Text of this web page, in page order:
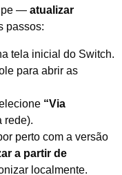
— atualizar
passos:
tela inicial do Switch.
para abrir as
“Via
rede).
perto com a versão
a partir de
localmente.